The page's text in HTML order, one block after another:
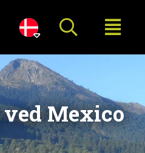

Mexico